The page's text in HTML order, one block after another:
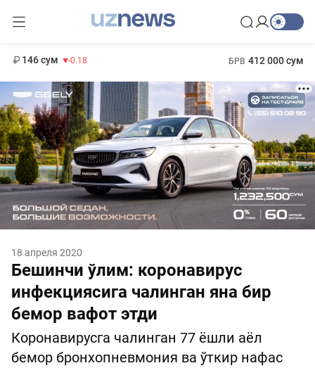
146 сум -0.18 БРВ 412 000 сум
18 апреля 2020
Бешинчи ўлим: коронавирус
инфекциясига чалинган яна бир
бемор вафот этди
Коронавирусга чалинган 77 ёшли аёл
бемор бронхопневмония ва ўткир нафас